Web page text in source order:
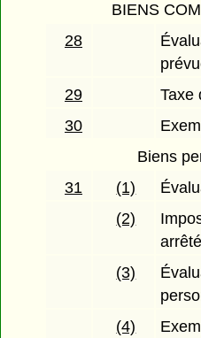
BIENS
28
29
Taxe
30
Biens
31
(1)
(2)
arrêté
(3)
(4)